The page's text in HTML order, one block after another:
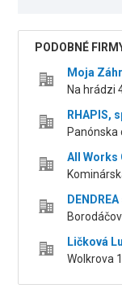
PODOBNÉ
Moja
Na hrádzi
RHAPIS,
Panónska
All Works
Ličková
Wolkrova